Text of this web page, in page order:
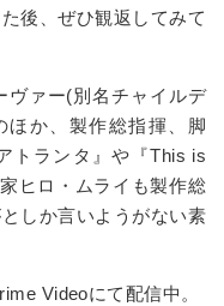
後、ぜひ観返してみて
ヴァー(別名チャイルデ
ほか、製作総指揮、脚
トランタ』や『This is
ヒロ・ムライも製作総
しか言いようがない素
Videoにて配信中。